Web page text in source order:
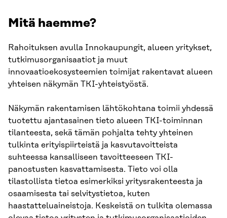
Mitä haemme?
Rahoituksen avulla Innokaupungit, alueen yritykset,
tutkimusorganisaatiot ja muut
innovaatioekosysteemien toimijat rakentavat alueen
yhteisen näkymän TKI-yhteistyöstä.
Näkymän rakentamisen lähtökohtana toimii yhdessä
tuotettu ajantasainen tieto alueen TKI-toiminnan
tilanteesta, sekä tämän pohjalta tehty yhteinen
tulkinta erityispiirteistä ja kasvutavoitteista
suhteessa kansalliseen tavoitteeseen TKI-
panostusten kasvattamisesta. Tieto voi olla
tilastollista tietoa esimerkiksi yritysrakenteesta ja
osaamisesta tai selvitystietoa, kuten
haastatteluaineistoja. Keskeistä on tulkita olemassa